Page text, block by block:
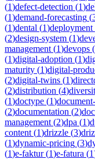
(1)defect-detection (1)
(1)demand-forecasting (
(1)dental (1)deployment
(2)design-system (1)
management (1)devops (
(1)digital-adoption (1)
maturity (1)digital-
(2)digital-twins (1)
(2)distribution (4)
(1)doctype (1)
(2)documentation (2)
management (2)dpa (1)
content (1)drizzle (3)
(1)dynamic-pricing (3)
(1)e-faktur(1)e-fatura (1